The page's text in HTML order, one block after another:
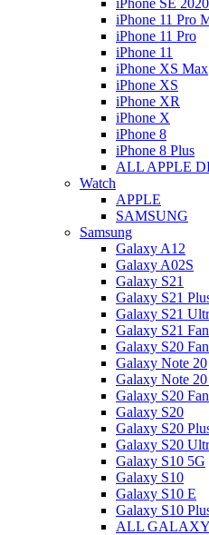
iPhone SE 2020
iPhone 11 Pro
iPhone 11 Pro
iPhone 11
iPhone XS Max
iPhone XS
iPhone XR
iPhone X
iPhone 8
iPhone 8 Plus
ALL APPLE
Watch
APPLE
SAMSUNG
Samsung
Galaxy A12
Galaxy A02S
Galaxy S21
Galaxy S21
Galaxy S21
Galaxy S21
Galaxy S20
Galaxy Note 20
Galaxy Note
Galaxy S20
Galaxy S20
Galaxy S20
Galaxy S20
Galaxy S10 5G
Galaxy S10
Galaxy S10 E
Galaxy S10
ALL